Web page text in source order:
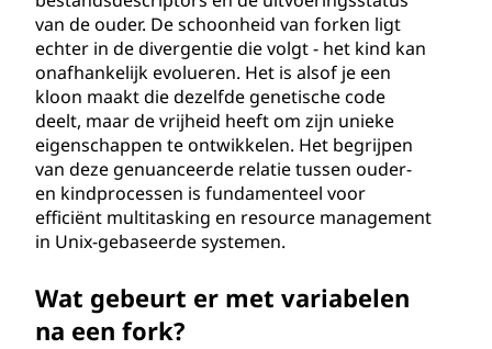
van de ouder. De schoonheid van forken ligt
echter in de divergentie die volgt - het kind kan
onafhankelijk evolueren. Het is alsof je een
kloon maakt die dezelfde genetische code
deelt, maar de vrijheid heeft om zijn unieke
eigenschappen te ontwikkelen. Het begrijpen
van deze genuanceerde relatie tussen ouder-
en kindprocessen is fundamenteel voor
efficiënt multitasking en resource management
in Unix-gebaseerde systemen.
Wat gebeurt er met variabelen
na een fork?